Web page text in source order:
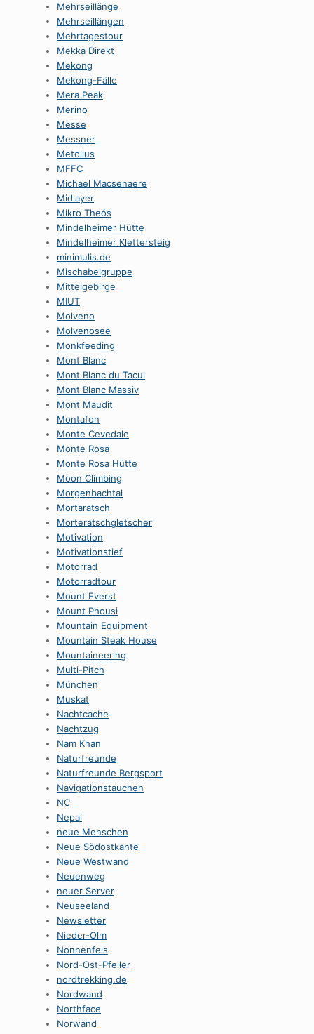
Mehrseillänge
Mehrseillängen
Mehrtagestour
Mekka Direkt
Mekong
Mekong-Fälle
Mera Peak
Merino
Messe
Messner
Metolius
MFFC
Michael Macsenaere
Midlayer
Mikro Theós
Mindelheimer Hütte
Mindelheimer Klettersteig
minimulis.de
Mischabelgruppe
Mittelgebirge
MIUT
Molveno
Molvenosee
Monkfeeding
Mont Blanc
Mont Blanc du Tacul
Mont Blanc Massiv
Mont Maudit
Montafon
Monte Cevedale
Monte Rosa
Monte Rosa Hütte
Moon Climbing
Morgenbachtal
Mortaratsch
Morteratschgletscher
Motivation
Motivationstief
Motorrad
Motorradtour
Mount Everst
Mount Phousi
Mountain Equipment
Mountain Steak House
Mountaineering
Multi-Pitch
München
Muskat
Nachtcache
Nachtzug
Nam Khan
Naturfreunde
Naturfreunde Bergsport
Navigationstauchen
NC
Nepal
neue Menschen
Neue Södostkante
Neue Westwand
Neuenweg
neuer Server
Neuseeland
Newsletter
Nieder-Olm
Nonnenfels
Nord-Ost-Pfeiler
nordtrekking.de
Nordwand
Northface
Norwand